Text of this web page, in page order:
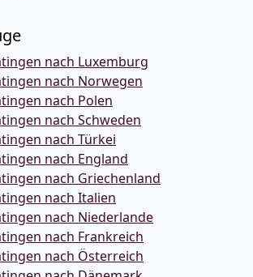
nach Luxemburg
nach Norwegen
nach Polen
nach Schweden
nach Türkei
nach England
nach Griechenland
nach Italien
nach Niederlande
nach Frankreich
nach Österreich